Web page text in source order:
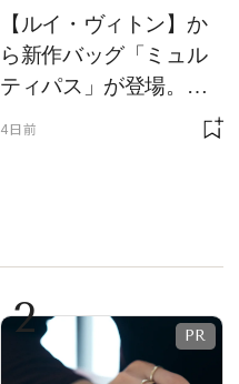
【ルイ・ヴィトン】か
ら新作バッグ「ミュル
ティパス」が登場。ミ
ニサイズもラインナッ
4日前
2